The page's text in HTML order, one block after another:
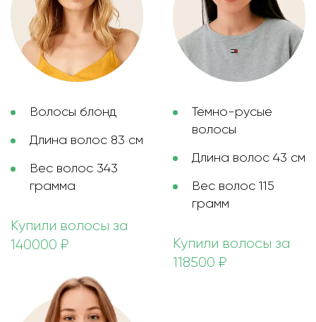
Волосы блонд
Длина волос 83 см
Вес волос 343
грамма
Купили волосы за
140000 ₽
Темно-русые
волосы
Длина волос 43 см
Вес волос 115
грамм
Купили волосы за
118500 ₽